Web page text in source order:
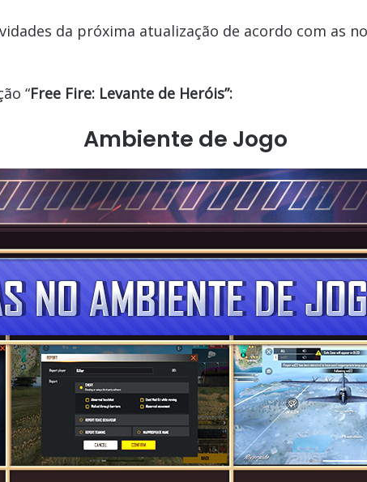
da próxima atualização de acordo com as
“Free Fire: Levante de Heróis”:
Ambiente de Jogo